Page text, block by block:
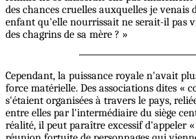
des chances cruelles auxquelles je venais
enfant qu'elle nourrissait ne serait-il pas
des chagrins de sa mère ? »
Cependant, la puissance royale n'avait
force matérielle. Des associations dites «
s'étaient organisées à travers le pays,
entre elles par l'intermédiaire du siège
réalité, il peut paraître excessif d'appeler